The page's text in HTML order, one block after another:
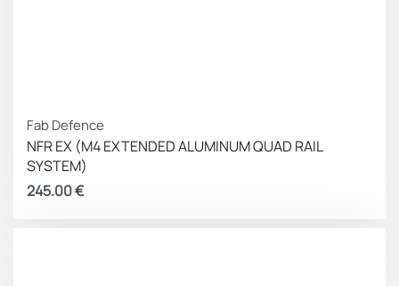
Fab Defence
NFR EX (M4 EXTENDED ALUMINUM QUAD RAIL
SYSTEM)
245.00€